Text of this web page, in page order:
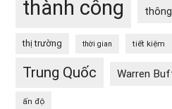
thành công
thị trường thời gian tiết kiệm
Trung Quốc Warren
ấn độ